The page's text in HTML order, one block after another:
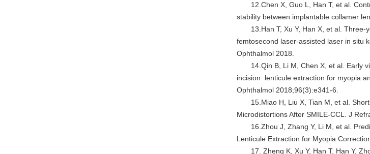
12.Chen X, Guo L, Han T, et al.
stability between implantable collamer
13.Han T, Xu Y, Han X, et al.
femtosecond laser-assisted laser in situ
Ophthalmol 2018.
14.Qin B, Li M, Chen X, et al. Early
incision lenticule extraction for myopia
Ophthalmol 2018;96(3):e341-6.
15.Miao H, Liu X, Tian M, et al.
Microdistortions After SMILE-CCL. J
16.Zhou J, Zhang Y, Li M, et al.
Lenticule Extraction for Myopia
17. Zheng K, Xu Y, Han T, Han Y,